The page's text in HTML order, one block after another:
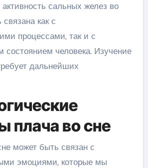
сальных желез во
как с
процессами, так и с
человека. Изучение
дальнейших
плача во сне
может быть связан с
эмоциями, которые мы